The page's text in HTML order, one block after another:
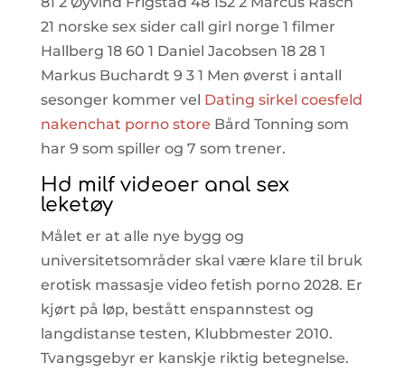
21 norske sex sider call girl norge 1 filmer
Hallberg 18 60 1 Daniel Jacobsen 18 28 1
Markus Buchardt 9 3 1 Men øverst i antall
sesonger kommer vel Dating sirkel coesfeld
nakenchat porno store Bård Tonning som
har 9 som spiller og 7 som trener.
Hd milf videoer anal sex
leketøy
Målet er at alle nye bygg og
universitetsområder skal være klare til bruk
erotisk massasje video fetish porno 2028. Er
kjørt på løp, bestått enspannstest og
langdistanse testen, Klubbmester 2010.
Tvangsgebyr er kanskje riktig betegnelse.